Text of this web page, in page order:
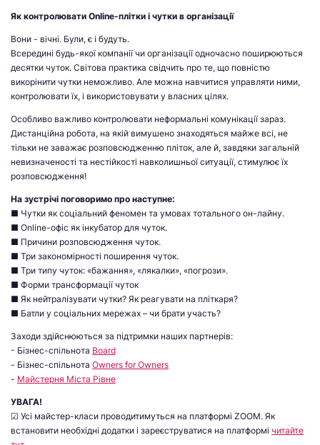
Як контролювати Online-плітки і чутки в організації
Вони - вічні. Були, є і будуть.
Всередині будь-якої компанії чи організації одночасно поширюються
десятки чуток. Світова практика свідчить про те, що повністю
викорінити чутки неможливо. Але можна навчитися управляти ними,
контролювати їх, і використовувати у власних цілях.
Особливо важливо контролювати неформальні комунікації зараз.
Дистанційна робота, на якій вимушено знаходяться майже всі, не
тільки не заважає розповсюдженню пліток, але й, завдяки загальній
невизначеності та нестійкості навколишньої ситуації, стимулює їх
розповсюдження!
На зустрічі поговоримо про наступне:
■ Чутки як соціальний феномен та умовах тотального он-лайну.
■ Online-офіс як інкубатор для чуток.
■ Причини розповсюдження чуток.
■ Три закономірності поширення чуток.
■ Три типу чуток: «бажання», «лякалки», «погрози».
■ Форми трансформації чуток
■ Як нейтралізувати чутки? Як реагувати на пліткаря?
■ Батли у соціальних мережах – чи брати участь?
Заходи здійснюються за підтримки наших партнерів:
- Бізнес-спільнота Board
- Бізнес-спільнота Owners for Owners
- Майстерня Міста Рівне
УВАГА!
☑ Усі майстер-класи проводитимуться на платформі ZOOM. Як
встановити необхідні додатки і зареєструватися на платформі читайте